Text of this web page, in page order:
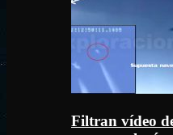
Filtran vídeo